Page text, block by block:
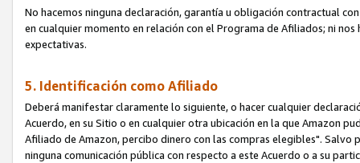
No hacemos ninguna declaración, garantía u obligación contractual
en cualquier momento en relación con el Programa de Afiliados; ni
expectativas.
5. Identificación como Afiliado
Deberá manifestar claramente lo siguiente, o hacer cualquier
Acuerdo, en su Sitio o en cualquier otra ubicación en la que Amazon
Afiliado de Amazon, percibo dinero con las compras elegibles". Salvo
ninguna comunicación pública con respecto a este Acuerdo o a su